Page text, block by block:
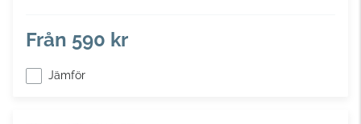
Från 590 kr
Jämför